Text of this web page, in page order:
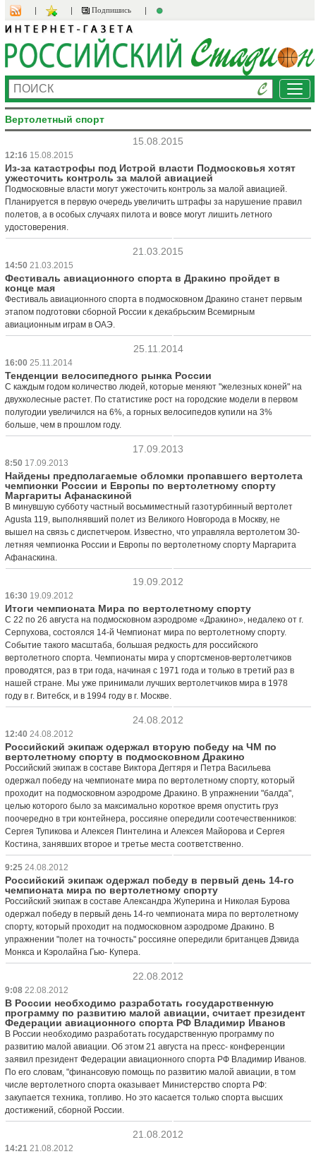
Подпишись
Вертолетный спорт
15.08.2015
12:16 15.08.2015
Из-за катастрофы под Истрой власти Подмосковья хотят
ужесточить контроль за малой авиацией
Подмосковные власти могут ужесточить контроль за малой авиацией.
Планируется в первую очередь увеличить штрафы за нарушение правил
полетов, а в особых случаях пилота и вовсе могут лишить летного
удостоверения.
21.03.2015
14:50 21.03.2015
Фестиваль авиационного спорта в Дракино пройдет в
конце мая
Фестиваль авиационного спорта в подмосковном Дракино станет первым
этапом подготовки сборной России к декабрьским Всемирным
авиационным играм в ОАЭ.
25.11.2014
16:00 25.11.2014
Тенденции велосипедного рынка России
С каждым годом количество людей, которые меняют "железных коней" на
двухколесные растет. По статистике рост на городские модели в первом
полугодии увеличился на 6%, а горных велосипедов купили на 3%
больше, чем в прошлом году.
17.09.2013
8:50 17.09.2013
Найдены предполагаемые обломки пропавшего вертолета
чемпионки России и Европы по вертолетному спорту
Маргариты Афанаскиной
В минувшую субботу частный восьмиместный газотурбинный вертолет
Agusta 119, выполнявший полет из Великого Новгорода в Москву, не
вышел на связь с диспетчером. Известно, что управляла вертолетом 30-
летняя чемпионка России и Европы по вертолетному спорту Маргарита
Афанаскина.
19.09.2012
16:30 19.09.2012
Итоги чемпионата Мира по вертолетному спорту
С 22 по 26 августа на подмосковном аэродроме «Дракино», недалеко от г.
Серпухова, состоялся 14-й Чемпионат мира по вертолетному спорту.
Событие такого масштаба, большая редкость для российского
вертолетного спорта. Чемпионаты мира у спортсменов-вертолетчиков
проводятся, раз в три года, начиная с 1971 года и только в третий раз в
нашей стране. Мы уже принимали лучших вертолетчиков мира в 1978
году в г. Витебск, и в 1994 году в г. Москве.
24.08.2012
12:40 24.08.2012
Российский экипаж одержал вторую победу на ЧМ по
вертолетному спорту в подмосковном Дракино
Российский экипаж в составе Виктора Дегтяря и Петра Васильева
одержал победу на чемпионате мира по вертолетному спорту, который
проходит на подмосковном аэродроме Дракино. В упражнении "балда",
целью которого было за максимально короткое время опустить груз
поочередно в три контейнера, россияне опередили соотечественников:
Сергея Тупикова и Алексея Пинтелина и Алексея Майорова и Сергея
Костина, занявших второе и третье места соответственно.
9:25 24.08.2012
Российский экипаж одержал победу в первый день 14-го
чемпионата мира по вертолетному спорту
Российский экипаж в составе Александра Жуперина и Николая Бурова
одержал победу в первый день 14-го чемпионата мира по вертолетному
спорту, который проходит на подмосковном аэродроме Дракино. В
упражнении "полет на точность" россияне опередили британцев Дэвида
Монкса и Кэролайна Гью- Купера.
22.08.2012
9:08 22.08.2012
В России необходимо разработать государственную
программу по развитию малой авиации, считает президент
Федерации авиационного спорта РФ Владимир Иванов
В России необходимо разработать государственную программу по
развитию малой авиации. Об этом 21 августа на пресс- конференции
заявил президент Федерации авиационного спорта РФ Владимир Иванов.
По его словам, "финансовую помощь по развитию малой авиации, в том
числе вертолетного спорта оказывает Министерство спорта РФ:
закупается техника, топливо. Но это касается только спорта высших
достижений, сборной России.
21.08.2012
14:21 21.08.2012